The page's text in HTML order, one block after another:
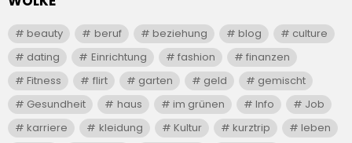
beauty beruf beziehung blog
culture
dating
Einrichtung fashion
finanzen
Fitness
flirt garten geld
gemischt
Gesundheit
haus im grünen Info
Job
karriere
kleidung Kultur kurztrip
leben